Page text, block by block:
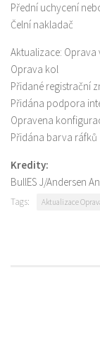
Přední uchycení
Čelní nakladač
Aktualizace:
Oprava kol
Přidané registrační
Přidána podpora
Opravena
Přidána barva ráfků
Kredity:
BullES J/Andersen
Tags: Aktualizace